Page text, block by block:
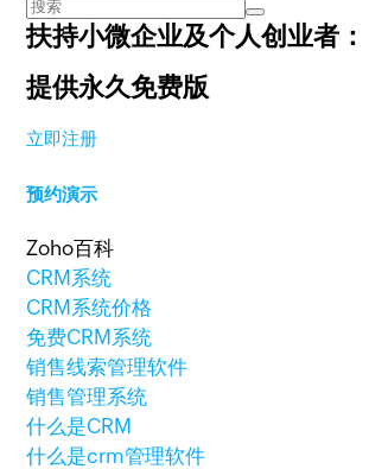
扶持小微企业及个人创业者：
提供永久免费版
立即注册
预约演示
Zoho百科
CRM系统
CRM系统价格
免费CRM系统
销售线索管理软件
销售管理系统
什么是CRM
什么是crm管理软件